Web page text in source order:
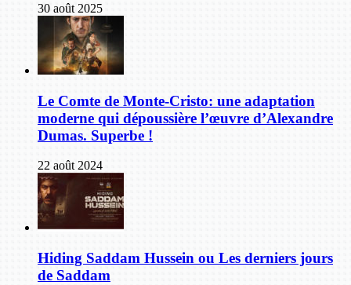
30 août 2025
Le Comte de Monte-Cristo: une adaptation
moderne qui dépoussière l’œuvre d’Alexandre
Dumas. Superbe !
22 août 2024
Hiding Saddam Hussein ou Les derniers jours
de Saddam